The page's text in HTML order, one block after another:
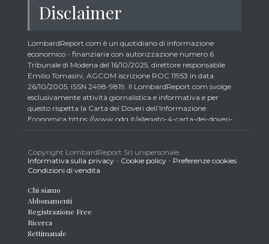
Disclaimer
LombardReport.com è un quotidiano di informazione
economico - finanziaria con autorizzazione numero 6
Tribunale di Modena del 16/10/2025, direttore responsabile
Emilio Tomasini, AGCOM iscrizione ROC 11953 in data
26/10/2005, ISSN 2498-9819. Il LombardReport.com svolge
esclusivamente attività giornalistica e informativa e per
questo rispetta la Carta dei Doveri dell’Informazione
Economica https://www.odg.it/allegato-4-carta-dei-doveri-
essere consapevoli che i collaboratori di LombardReport.com
iscritti all’Ordine dei Giornalisti non possono detenere i titoli
oggetto dei loro articoli mentre i collaboratori non giornalisti
trader retail e comunque inferiori allo 0,5% del capitale, gli
strumenti finanziari oggetto dei loro articoli creando così un
potenziale conflitto di interesse con i lettori stessi. L’accesso al
presente sito implica la conoscenza e la piena accettazione
delle presenti informazioni legali, dei Termini d’Uso del sito
Copyright LombardReport Srl unipersonale.
Informativa sulla privacy - Cookie policy - Preferenze cookies
Condizioni di vendita
Chi siamo
Abbonamenti
Registrazione Free
Ricerca
Settimanale